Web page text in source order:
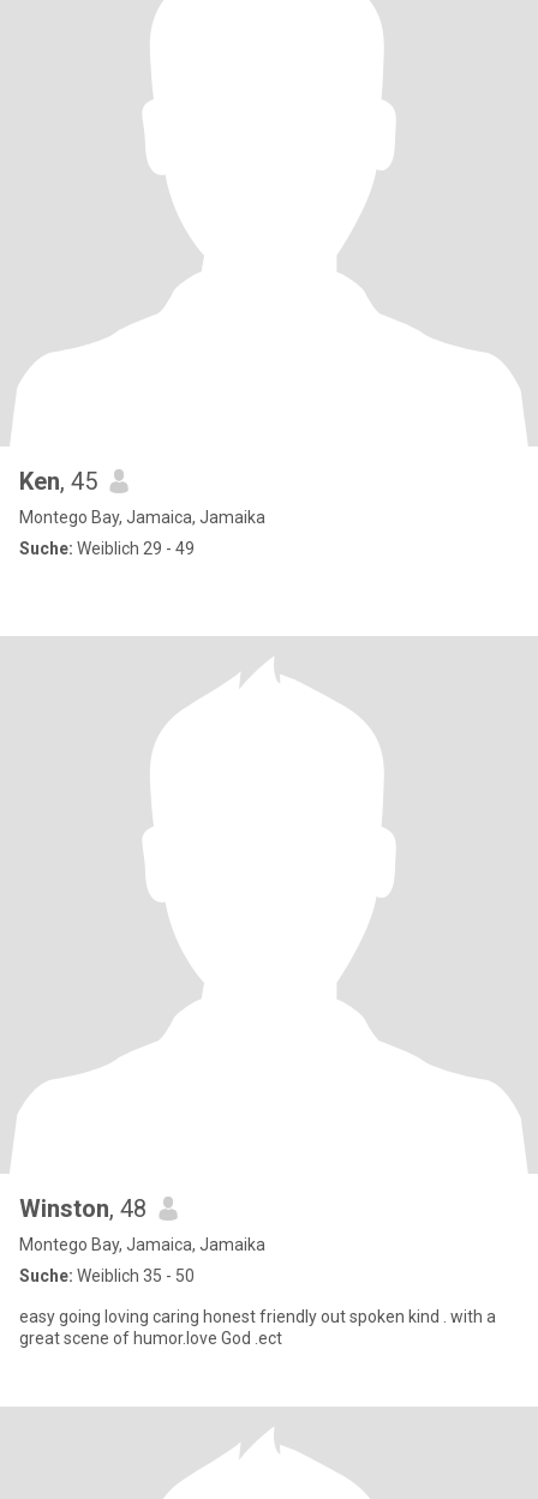
Ken, 45
Montego Bay, Jamaica, Jamaika
Suche: Weiblich 29 - 49
Winston, 48
Montego Bay, Jamaica, Jamaika
Suche: Weiblich 35 - 50
easy going loving caring honest friendly out spoken kind . with a
great scene of humor.love God .ect